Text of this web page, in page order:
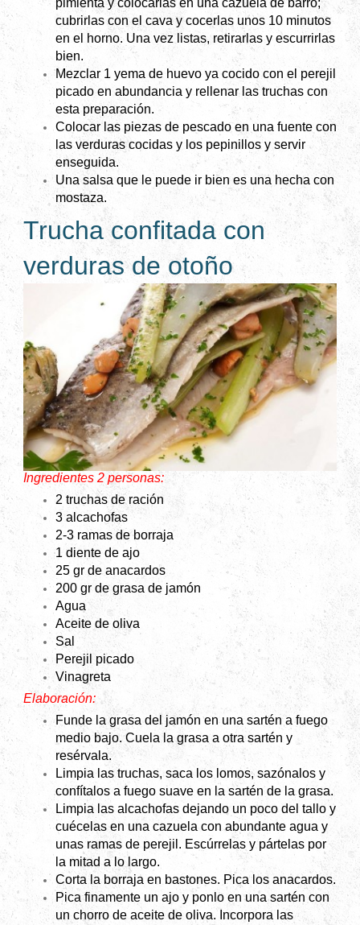
pimienta y colocarlas en una cazuela de barro;
cubrirlas con el cava y cocerlas unos 10 minutos
en el horno. Una vez listas, retirarlas y escurrirlas
bien.
Mezclar 1 yema de huevo ya cocido con el perejil
picado en abundancia y rellenar las truchas con
esta preparación.
Colocar las piezas de pescado en una fuente con
las verduras cocidas y los pepinillos y servir
enseguida.
Una salsa que le puede ir bien es una hecha con
mostaza.
Trucha confitada con
verduras de otoño
Ingredientes 2 personas:
2 truchas de ración
3 alcachofas
2-3 ramas de borraja
1 diente de ajo
25 gr de anacardos
200 gr de grasa de jamón
Agua
Aceite de oliva
Sal
Perejil picado
Vinagreta
Elaboración:
Funde la grasa del jamón en una sartén a fuego
medio bajo. Cuela la grasa a otra sartén y
resérvala.
Limpia las truchas, saca los lomos, sazónalos y
confítalos a fuego suave en la sartén de la grasa.
Limpia las alcachofas dejando un poco del tallo y
cuécelas en una cazuela con abundante agua y
unas ramas de perejil. Escúrrelas y pártelas por
la mitad a lo largo.
Corta la borraja en bastones. Pica los anacardos.
Pica finamente un ajo y ponlo en una sartén con
un chorro de aceite de oliva. Incorpora las